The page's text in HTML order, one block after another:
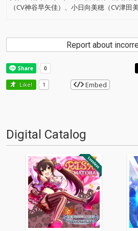
（CV神谷早矢佳）、小日向美穂（CV津田美
Report about
Like! 1 Embed
Digital Catalog